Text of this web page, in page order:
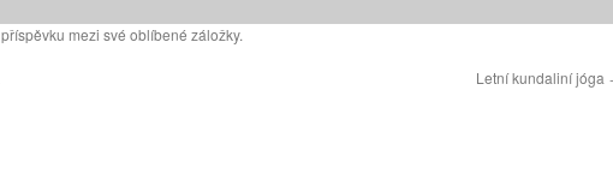
příspěvku mezi své oblíbené záložky.
Letní kundaliní jóga